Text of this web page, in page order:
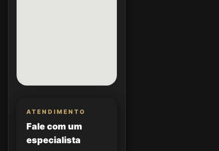
ATENDIMENTO
Fale com um
especialista